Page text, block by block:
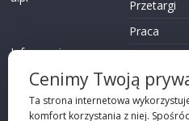
Informacje o
Przetargi
Praca
Kontakt
Cenimy Twoją
Ta strona internetowa
komfort korzystania z niej.